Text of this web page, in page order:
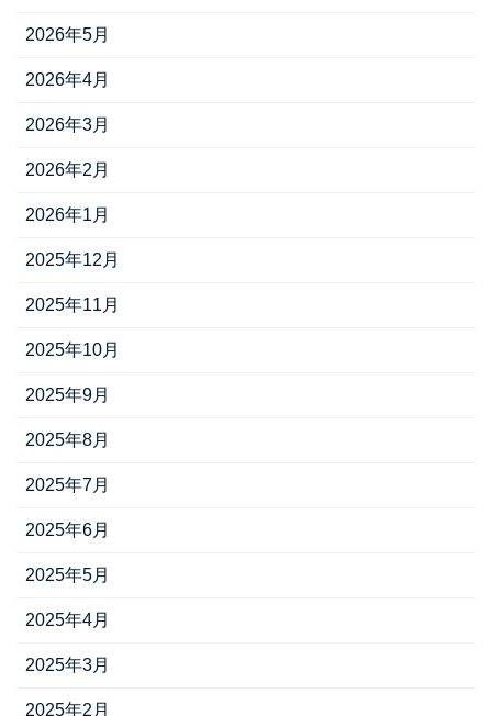
2026年5月
2026年4月
2026年3月
2026年2月
2026年1月
2025年12月
2025年11月
2025年10月
2025年9月
2025年8月
2025年7月
2025年6月
2025年5月
2025年4月
2025年3月
2025年2月